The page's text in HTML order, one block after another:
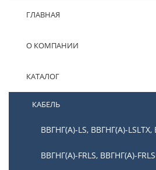
ГЛАВНАЯ
О КОМПАНИИ
КАТАЛОГ
КАБЕЛЬ
ВВГНГ(А)-LS, ВВГНГ(А)-LSLTX,
ВВГНГ(А)-FRLS, ВВГНГ(А)-